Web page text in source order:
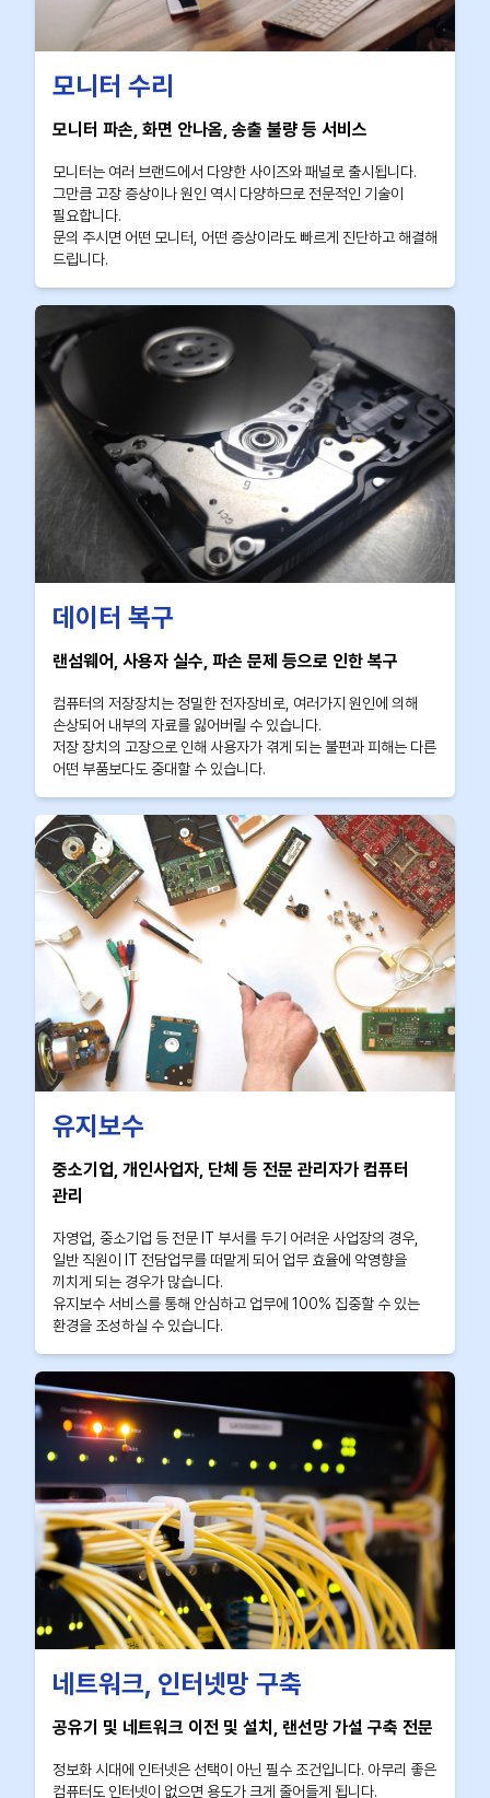
모니터 수리
모니터 파손, 화면 안나옴, 송출 불량 등 서비스
모니터는 여러 브랜드에서 다양한 사이즈와 패널로 출시됩니다.
그만큼 고장 증상이나 원인 역시 다양하므로 전문적인 기술이
필요합니다.
문의 주시면 어떤 모니터, 어떤 증상이라도 빠르게 진단하고 해결해
드립니다.
데이터 복구
랜섬웨어, 사용자 실수, 파손 문제 등으로 인한 복구
컴퓨터의 저장장치는 정밀한 전자장비로, 여러가지 원인에 의해
손상되어 내부의 자료를 잃어버릴 수 있습니다.
저장 장치의 고장으로 인해 사용자가 겪게 되는 불편과 피해는 다른
어떤 부품보다도 중대할 수 있습니다.
유지보수
중소기업, 개인사업자, 단체 등 전문 관리자가 컴퓨터
관리
자영업, 중소기업 등 전문 IT 부서를 두기 어려운 사업장의 경우,
일반 직원이 IT 전담업무를 떠맡게 되어 업무 효율에 악영향을
끼치게 되는 경우가 많습니다.
유지보수 서비스를 통해 안심하고 업무에 100% 집중할 수 있는
환경을 조성하실 수 있습니다.
네트워크, 인터넷망 구축
공유기 및 네트워크 이전 및 설치, 랜선망 가설 구축 전문
정보화 시대에 인터넷은 선택이 아닌 필수 조건입니다. 아무리 좋은
컴퓨터도 인터넷이 없으면 용도가 크게 줄어들게 됩니다.